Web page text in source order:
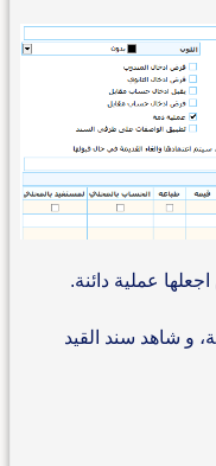
عملية دائنة.
و شاهد سند القيد